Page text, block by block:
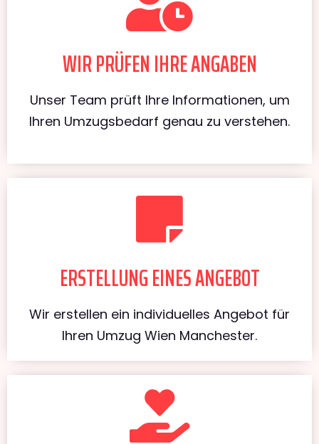
WIR PRÜFEN IHRE ANGABEN
Unser Team prüft Ihre Informationen, um
Ihren Umzugsbedarf genau zu verstehen.
ERSTELLUNG EINES ANGEBOT
Wir erstellen ein individuelles Angebot für
Ihren Umzug Wien Manchester.